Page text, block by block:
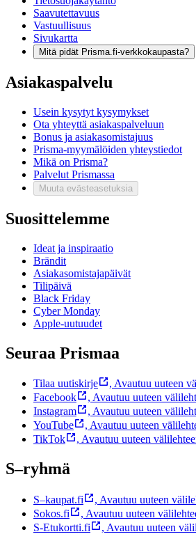
Saavutettavuus
Vastuullisuus
Sivukartta
Mitä pidät Prisma.fi-verkkokaupasta?
Asiakaspalvelu
Usein kysytyt kysymykset
Ota yhteyttä asiakaspalveluun
Bonus ja asiakasomistajuus
Prisma-myymälöiden yhteystiedot
Mikä on Prisma?
Palvelut Prismassa
Muuta evästeasetuksia
Suosittelemme
Ideat ja inspiraatio
Brändit
Asiakasomistajapäivät
Tilipäivä
Black Friday
Cyber Monday
Apple-uutuudet
Seuraa Prismaa
Tilaa uutiskirje , Avautuu uuteen
Facebook
, Avautuu uuteen
Instagram
, Avautuu uuteen
YouTube
, Avautuu uuteen
TikTok
, Avautuu uuteen
S–ryhmä
S–kaupat.fi , Avautuu uuteen
Sokos.fi
, Avautuu uuteen
S-Etukortti.fi
, Avautuu uuteen